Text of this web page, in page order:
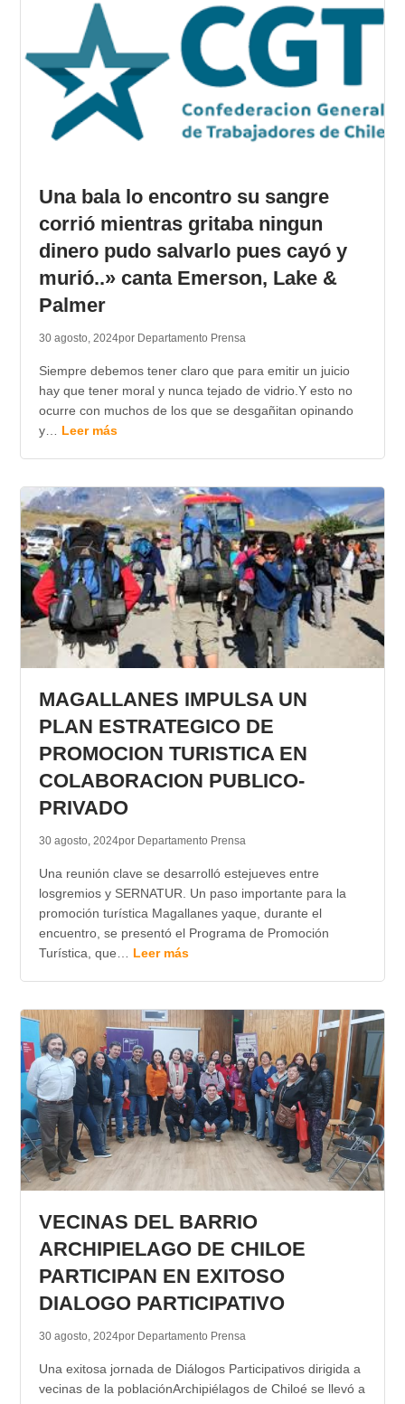
Una bala lo encontro su sangre
corrió mientras gritaba ningun
dinero pudo salvarlo pues cayó y
murió..» canta Emerson, Lake &
Palmer
30 agosto, 2024por Departamento Prensa
Siempre debemos tener claro que para emitir un juicio
hay que tener moral y nunca tejado de vidrio.Y esto no
ocurre con muchos de los que se desgañitan opinando
y… Leer más
MAGALLANES IMPULSA UN
PLAN ESTRATEGICO DE
PROMOCION TURISTICA EN
COLABORACION PUBLICO-
PRIVADO
30 agosto, 2024por Departamento Prensa
Una reunión clave se desarrolló estejueves entre
losgremios y SERNATUR. Un paso importante para la
promoción turística Magallanes yaque, durante el
encuentro, se presentó el Programa de Promoción
Turística, que… Leer más
VECINAS DEL BARRIO
ARCHIPIELAGO DE CHILOE
PARTICIPAN EN EXITOSO
DIALOGO PARTICIPATIVO
30 agosto, 2024por Departamento Prensa
Una exitosa jornada de Diálogos Participativos dirigida a
vecinas de la poblaciónArchipiélagos de Chiloé se llevó a